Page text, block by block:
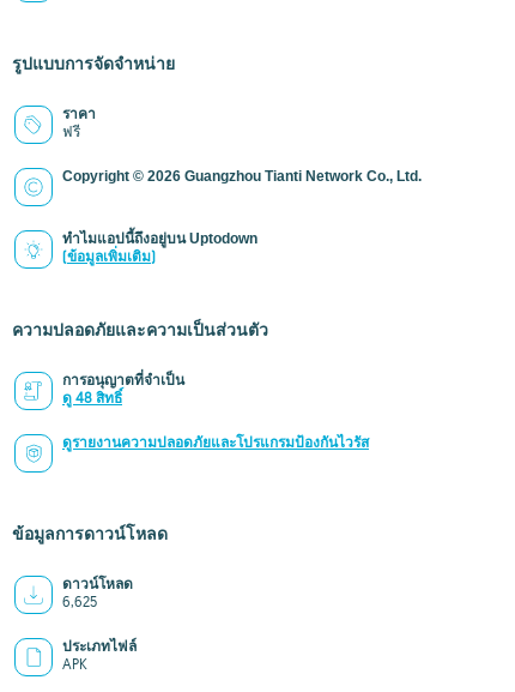
รูปแบบการจัดจำหน่าย
ราคา
ฟรี
Copyright © 2026 Guangzhou Tianti Network Co., Ltd.
ทำไมแอปนี้ถึงอยู่บน Uptodown
(ข้อมูลเพิ่มเติม)
ความปลอดภัยและความเป็นส่วนตัว
การอนุญาตที่จำเป็น
ดู 48 สิทธิ์
ดูรายงานความปลอดภัยและโปรแกรมป้องกันไวรัส
ข้อมูลการดาวน์โหลด
ดาวน์โหลด
6,625
ประเภทไฟล์
APK